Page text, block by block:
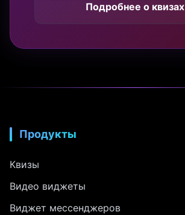
Подробнее о квизах
Продукты
Квизы
Видео виджеты
Виджет мессенджеров